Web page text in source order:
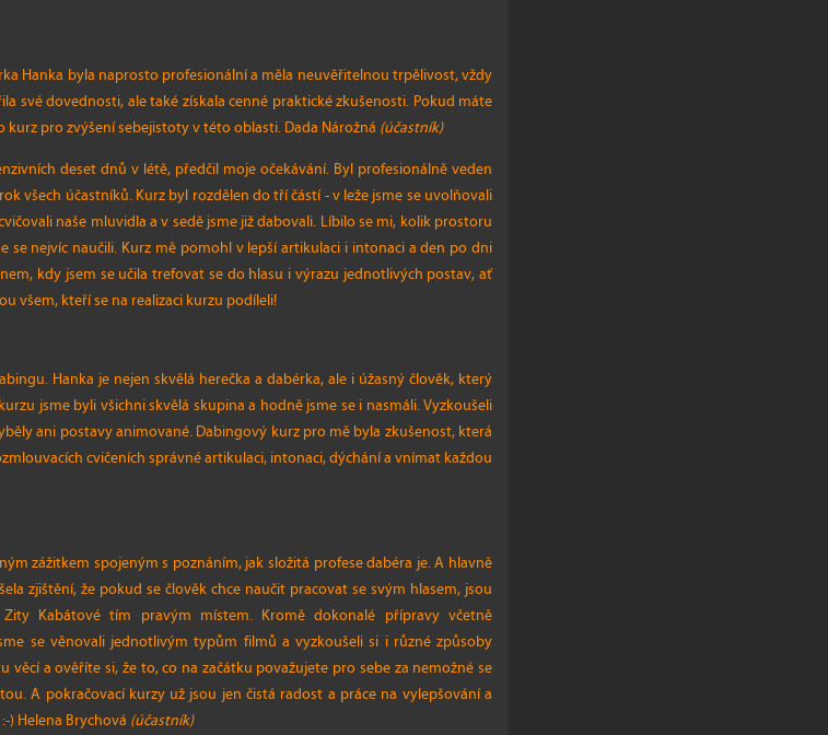
Hanka byla naprosto profesionální a měla neuvěřitelnou trpělivost, vždy
své dovednosti, ale také získala cenné praktické zkušenosti. Pokud máte
pro zvýšení sebejistoty v této oblasti. Dada Nárožná (účastník)
deset dnů v létě, předčil moje očekávání. Byl profesionálně veden
všech účastníků. Kurz byl rozdělen do tří částí - v leže jsme se uvolňovali
naše mluvidla a v sedě jsme již dabovali. Líbilo se mi, kolik prostoru
nejvíc naučili. Kurz mě pomohl v lepší artikulaci i intonaci a den po dni
kdy jsem se učila trefovat se do hlasu i výrazu jednotlivých postav, ať
všem, kteří se na realizaci kurzu podíleli!
Hanka je nejen skvělá herečka a dabérka, ale i úžasný člověk, který
jsme byli všichni skvělá skupina a hodně jsme se i nasmáli. Vyzkoušeli
ani postavy animované. Dabingový kurz pro mě byla zkušenost, která
cvičeních správné artikulaci, intonaci, dýchání a vnímat každou
zážitkem spojeným s poznáním, jak složitá profese dabéra je. A hlavně
zjištění, že pokud se člověk chce naučit pracovat se svým hlasem, jsou
Kabátové tím pravým místem. Kromě dokonalé přípravy včetně
se věnovali jednotlivým typům filmů a vyzkoušeli si i různé způsoby
a ověříte si, že to, co na začátku považujete pro sebe za nemožné se
A pokračovací kurzy už jsou jen čistá radost a práce na vylepšování a
) Helena Brychová (účastník)